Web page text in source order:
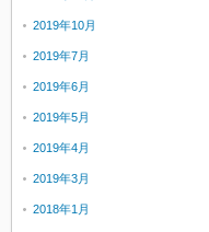
2019年10月
2019年7月
2019年6月
2019年5月
2019年4月
2019年3月
2018年1月